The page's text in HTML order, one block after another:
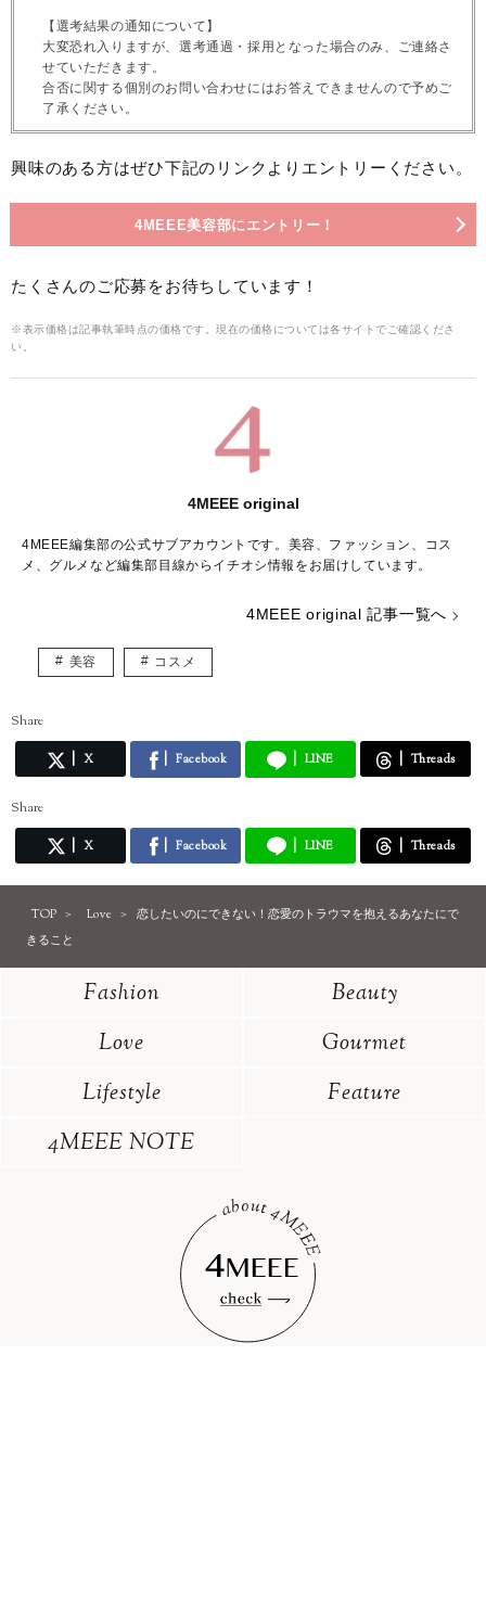
【選考結果の通知について】
大変恐れ入りますが、選考通過・採用となった場合のみ、ご連絡さ
せていただきます。
合否に関する個別のお問い合わせにはお答えできませんので予めご
了承ください。
興味のある方はぜひ下記のリンクよりエントリーください。
4MEEE美容部にエントリー！
たくさんのご応募をお待ちしています！
※表示価格は記事執筆時点の価格です。現在の価格については各サイトでご確認くださ
い。
4MEEE original
4MEEE編集部の公式サブアカウントです。美容、ファッション、コス
メ、グルメなど編集部目線からイチオシ情報をお届けしています。
4MEEE original 記事一覧へ
美容 コスメ
Share
X Facebook LINE Threads
Share
X Facebook LINE Threads
TOP Love
恋したいのにできない！恋愛のトラウマを抱えるあなたにで
きること
Fashion
Beauty
Love
Gourmet
Lifestyle
Feature
4MEEE NOTE